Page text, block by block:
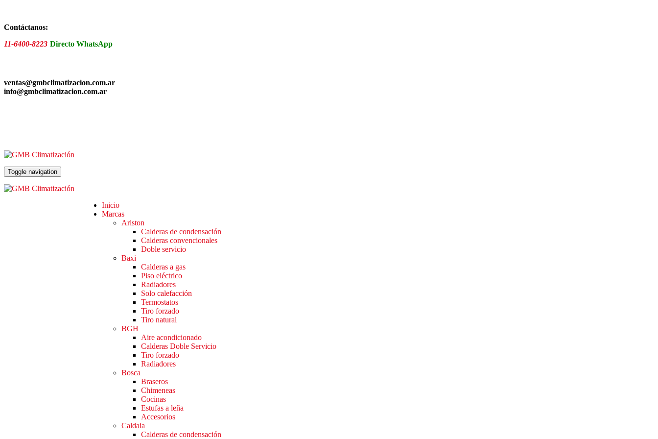
the
Contáctanos:
11-6400-8223 Directo WhatsApp
ventas@gmbclimatizacion.com.ar
info@gmbclimatizacion.com.ar
Toggle navigation
Inicio
Marcas
Ariston
Calderas de condensación
Calderas convencionales
Doble servicio
Baxi
Calderas a gas
Piso eléctrico
Radiadores
Solo calefacción
Termostatos
Tiro forzado
Tiro natural
BGH
Aire acondicionado
Calderas Doble Servicio
Tiro forzado
Radiadores
Bosca
Braseros
Chimeneas
Cocinas
Estufas a leña
Accesorios
Caldaia
Calderas de condensación